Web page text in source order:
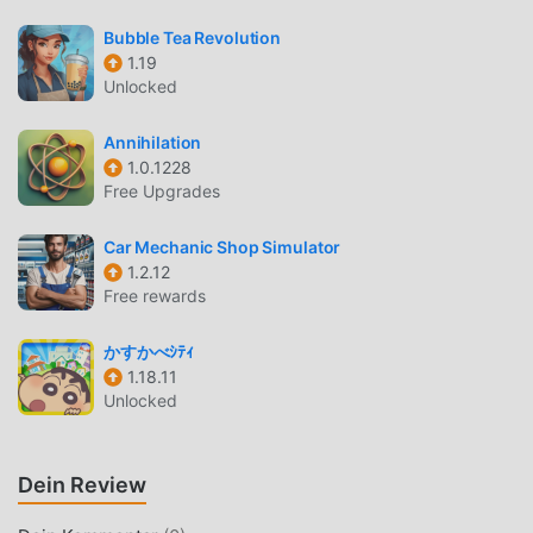
kommunizieren und zu teilen, worauf Sie warten, sich
moddroid anzuschließen und das zu genießen simulation
Spiel mit allen globalen Partnern kommen glücklich
SCHÖNER BILDSCHIRM
Wie traditionelle simulation-Spiele hat Dogotchi einen
einzigartigen Kunststil, und seine hochwertigen Grafiken,
Karten und Charaktere machen Dogotchi dazu, viele
simulation-Fans anzuziehen und zu vergleichen Im
Vergleich zu herkömmlichen simulation-Spielen hat
Dogotchi 1.10.1 eine aktualisierte virtuelle Engine
eingeführt und mutige Upgrades vorgenommen. Mit
fortschrittlicherer Technologie wurde das
wird, verbessert das Maximum das sensorische Erlebnis
Bubble Tea Revolution
1.19
Unlocked
Annihilation
1.0.1228
Free Upgrades
Car Mechanic Shop Simulator
1.2.12
Free rewards
かすかべｼﾃｨ
1.18.11
Unlocked
Dein Review